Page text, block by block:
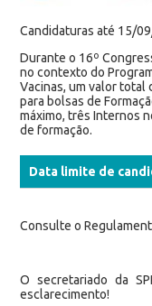
Candidaturas até 15/
Durante o 16º
no contexto do
Vacinas, um valor total
para bolsas de
máximo, três Internos
de formação.
Data limite de
Consulte o
O secretariado da
esclarecimento!